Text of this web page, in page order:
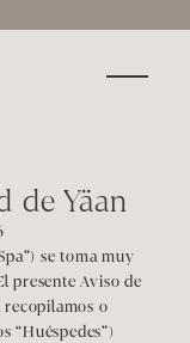
de Yäan
se toma muy
presente Aviso de
o
“Huéspedes”)